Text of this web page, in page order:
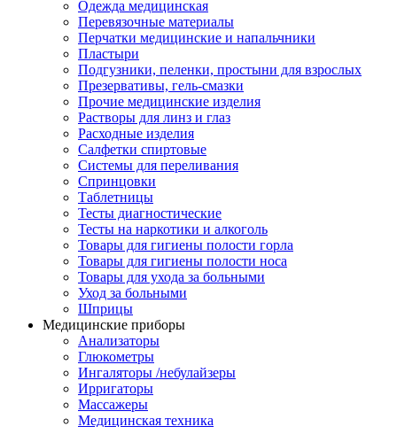
Одежда медицинская
Перевязочные материалы
Перчатки медицинские и напальчники
Пластыри
Подгузники, пеленки, простыни для взрослых
Презервативы, гель-смазки
Прочие медицинские изделия
Растворы для линз и глаз
Расходные изделия
Салфетки спиртовые
Системы для переливания
Спринцовки
Таблетницы
Тесты диагностические
Тесты на наркотики и алкоголь
Товары для гигиены полости горла
Товары для гигиены полости носа
Товары для ухода за больными
Уход за больными
Шприцы
Медицинские приборы
Анализаторы
Глюкометры
Ингаляторы /небулайзеры
Ирригаторы
Массажеры
Медицинская техника